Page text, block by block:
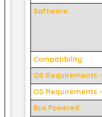
Software:
Compatibility:
OS Requirements -
OS Requirements -
Bus Powered: